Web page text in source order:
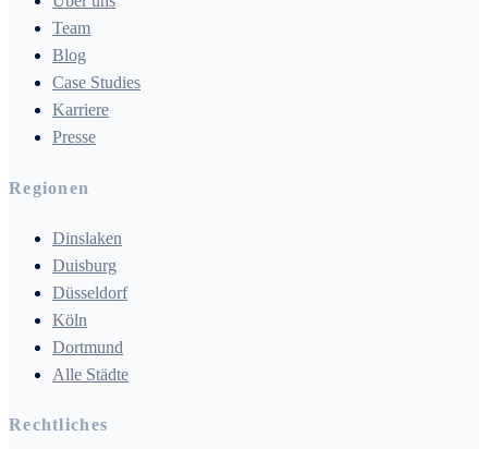
Team
Blog
Case Studies
Karriere
Presse
Regionen
Dinslaken
Duisburg
Düsseldorf
Köln
Dortmund
Alle Städte
Rechtliches